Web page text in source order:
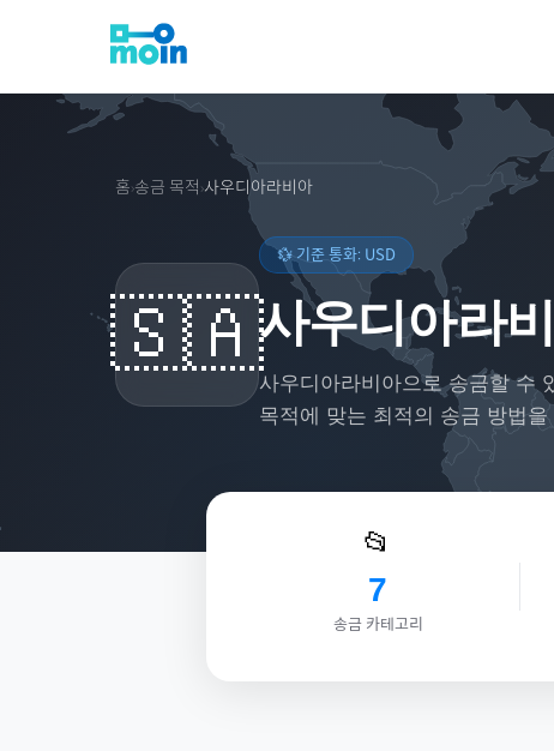
홈›송금 목적 ›사우디아라비아
🇸🇦
💱 기준 통화: USD
사우디아라
사우디아라비아으로 송금할 수
목적에 맞는 최적의 송금 방법
📂
7
송금 카테고리